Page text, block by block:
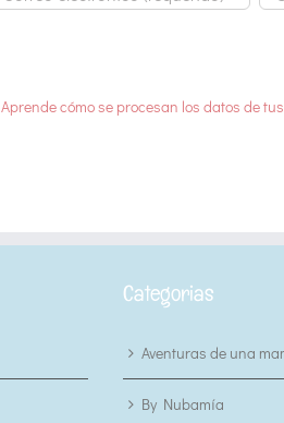
Aprende cómo se procesan los datos de
Categorias
Aventuras de una
By Nubamía